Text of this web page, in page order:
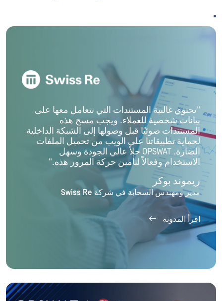
"تحتوي غالبية المستندات التي نتعامل معها على
بيانات شخصية للعملاء. ويجب مسح هذه
المستندات ضوئيًا قبل وصولها إلى الشبكة الداخلية
لحماية تطبيقاتنا على الويب من تحميل الملفات
الضارة. OPSWAT حلاً عالي الجودة وسهل
الاستخدام وفعالاً لتأمين حركة المرور هذه."
ريموند بوكر
مدير ومهندس السحابة في شركة Swiss Re
اقرأ المدونة